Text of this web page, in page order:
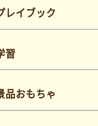
レイブック
習
品おもちゃ